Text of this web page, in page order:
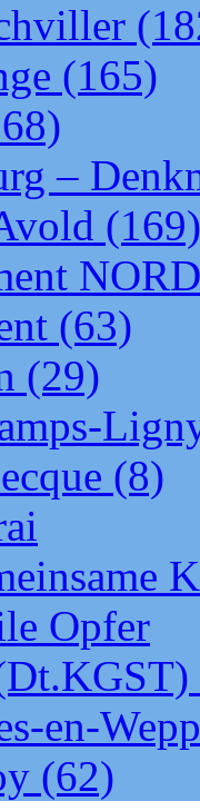
(165)
–
(169)
NORD
(63)
(29)
(8)
Opfer
en-
(62)